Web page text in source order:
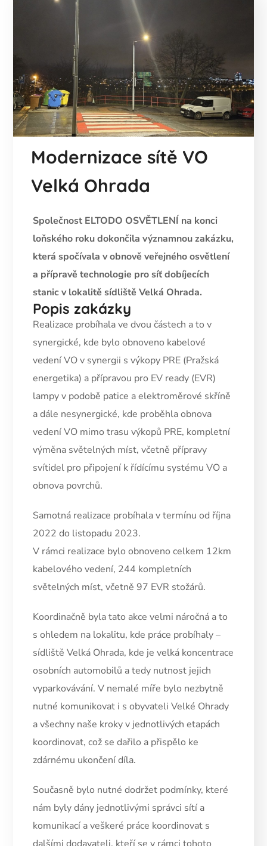
Modernizace sítě VO
Velká Ohrada
Společnost ELTODO OSVĚTLENÍ na konci
loňského roku dokončila významnou zakázku,
která spočívala v obnově veřejného osvětlení
a přípravě technologie pro síť dobíjecích
stanic v lokalitě sídliště Velká Ohrada.
Popis zakázky
Realizace probíhala ve dvou částech a to v
synergické, kde bylo obnoveno kabelové
vedení VO v synergii s výkopy PRE (Pražská
energetika) a přípravou pro EV ready (EVR)
lampy v podobě patice a elektroměrové skříně
a dále nesynergické, kde proběhla obnova
vedení VO mimo trasu výkopů PRE, kompletní
výměna světelných míst, včetně přípravy
svítidel pro připojení k řídícímu systému VO a
obnova povrchů.
Samotná realizace probíhala v termínu od října
2022 do listopadu 2023.
V rámci realizace bylo obnoveno celkem 12km
kabelového vedení, 244 kompletních
světelných míst, včetně 97 EVR stožárů.
Koordinačně byla tato akce velmi náročná a to
s ohledem na lokalitu, kde práce probíhaly –
sídliště Velká Ohrada, kde je velká koncentrace
osobních automobilů a tedy nutnost jejich
vyparkovávání. V nemalé míře bylo nezbytně
nutné komunikovat i s obyvateli Velké Ohrady
a všechny naše kroky v jednotlivých etapách
koordinovat, což se dařilo a přispělo ke
zdárnému ukončení díla.
Současně bylo nutné dodržet podmínky, které
nám byly dány jednotlivými správci sítí a
komunikací a veškeré práce koordinovat s